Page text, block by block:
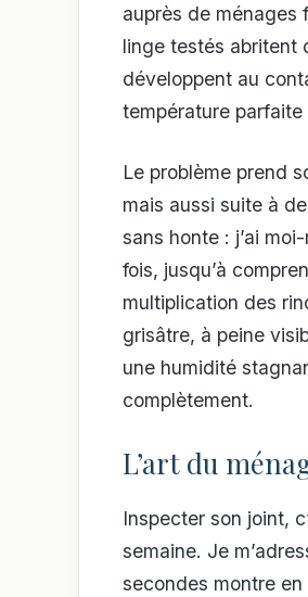
auprès de
linge testés abritent
développent au
température parfaite
Le problème prend
mais aussi suite à
sans honte : j’ai
fois, jusqu’à
multiplication des
grisâtre, à peine
une humidité
complètement.
L’art du
Inspecter son joint,
semaine. Je
secondes montre